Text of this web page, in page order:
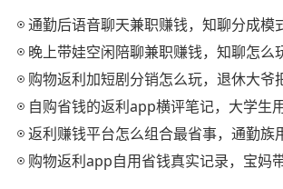
通勤后语音聊天兼职赚钱，知聊分成模
晚上带娃空闲陪聊兼职赚钱，知聊怎么
购物返利加短剧分销怎么玩，退休大爷把买菜
自购省钱的返利app横评笔记，大学生用零花钱
返利赚钱平台怎么组合最省事，通勤族用四个
购物返利app自用省钱真实记录，宝妈带娃间隙